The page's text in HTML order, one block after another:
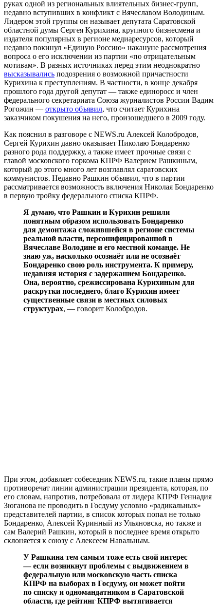
руках одной из региональных влиятельных бизнес-групп,
недавно вступивших в конфликт с Вячеславом Володиным.
Лидером этой группы он называет депутата Саратовской
областной думы Сергея Курихина, крупного бизнесмена и
издателя популярных в регионе медиаресурсов, который
недавно покинул «Единую Россию» накануне рассмотрения
вопроса о его исключении из партии «по отрицательным
мотивам». В разных источниках перед этим неоднократно
высказывались подозрения о возможной причастности
Курихина к преступлениям. В частности, в конце декабря
прошлого года другой депутат — также единоросс и член
федерального секретариата Союза журналистов России Вадим
Рогожин — открыто объявил, что считает Курихина
заказчиком покушения на него, произошедшего в 2009 году.
Как пояснил в разговоре с NEWS.ru Алексей Колобродов,
Сергей Курихин давно оказывает Николаю Бондаренко
разного рода поддержку, а также имеет прочные связи с
главой московского горкома КПРФ Валерием Рашкиным,
который до этого много лет возглавлял саратовских
коммунистов. Недавно Рашкин объявил, что в партии
рассматривается возможность включения Николая Бондаренко
в первую тройку федерального списка КПРФ.
Я думаю, что Рашкин и Курихин решили
понятным образом использовать Бондаренко
для демонтажа сложившейся в регионе системы
реальной власти, персонифицированной в
Вячеславе Володине и его местной команде. Не
знаю уж, насколько осознаёт или не осознаёт
Бондаренко свою роль инструмента. К примеру,
недавняя история с задержанием Бондаренко.
Она, вероятно, срежиссирована Курихиным для
раскрутки последнего, благо Курихин имеет
существенные связи в местных силовых
структурах, — говорит Колобродов.
При этом, добавляет собеседник NEWS.ru, такие планы прямо
противоречат линии администрации президента, которая, по
его словам, напротив, потребовала от лидера КПРФ Геннадия
Зюганова не проводить в Госдуму условно «радикальных»
представителей партии, в список которых попал не только
Бондаренко, Алексей Куринный из Ульяновска, но также и
сам Валерий Рашкин, который в последнее время открыто
склоняется к союзу с Алексеем Навальным.
У Рашкина тем самым тоже есть свой интерес
— если возникнут проблемы с выдвижением в
федеральную или московскую часть списка
КПРФ на выборах в Госдуму, он может пойти
по списку и одномандатником в Саратовской
области, где рейтинг КПРФ вытягивается